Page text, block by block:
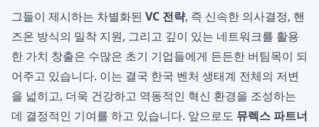
그들이 제시하는 차별화된 VC 전략, 즉 신속한 의사결정, 핸
즈온 방식의 밀착 지원, 그리고 깊이 있는 네트워크를 활용
한 가치 창출은 수많은 초기 기업들에게 든든한 버팀목이 되
어주고 있습니다. 이는 결국 한국 벤처 생태계 전체의 저변
을 넓히고, 더욱 건강하고 역동적인 혁신 환경을 조성하는
데 결정적인 기여를 하고 있습니다. 앞으로도 뮤렉스 파트너